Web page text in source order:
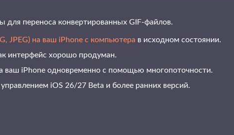
для переноса конвертированных GIF-файлов.
JPEG) на ваш iPhone с компьютера в исходном состоянии.
интерфейс хорошо продуман.
ваш iPhone одновременно с помощью многопоточности.
iOS 26/27 Beta и более ранних версий.